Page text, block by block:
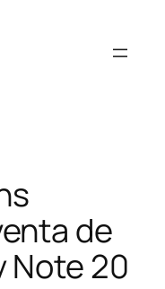
de
Note 20